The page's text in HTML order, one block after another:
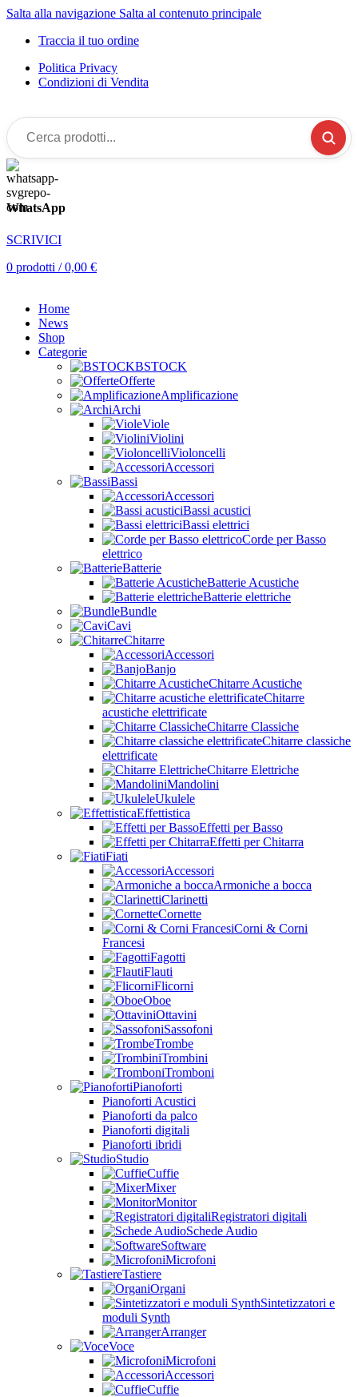
Salta alla navigazione Salta al contenuto principale
Traccia il tuo ordine
Politica Privacy
Condizioni di Vendita
Cerca
prodotti...
WhatsApp
SCRIVICI
0 prodotti / 0,00 €
Home
News
Shop
Categorie
BSTOCK
Offerte
Amplificazione
Archi
Viole
Violini
Violoncelli
Accessori
Bassi
Accessori
Bassi acustici
Bassi elettrici
Corde per Basso
elettrico
Batterie
Batterie Acustiche
Batterie elettriche
Bundle
Cavi
Chitarre
Accessori
Banjo
Chitarre Acustiche
Chitarre
acustiche elettrificate
Chitarre Classiche
Chitarre classiche
elettrificate
Chitarre Elettriche
Mandolini
Ukulele
Effettistica
Effetti per Basso
Effetti per Chitarra
Fiati
Accessori
Armoniche a bocca
Clarinetti
Cornette
Corni & Corni
Francesi
Fagotti
Flauti
Flicorni
Oboe
Ottavini
Sassofoni
Trombe
Trombini
Tromboni
Pianoforti
Pianoforti Acustici
Pianoforti da palco
Pianoforti digitali
Pianoforti ibridi
Studio
Cuffie
Mixer
Monitor
Registratori digitali
Schede Audio
Software
Microfoni
Tastiere
Organi
Sintetizzatori e
moduli Synth
Arranger
Voce
Microfoni
Accessori
Cuffie